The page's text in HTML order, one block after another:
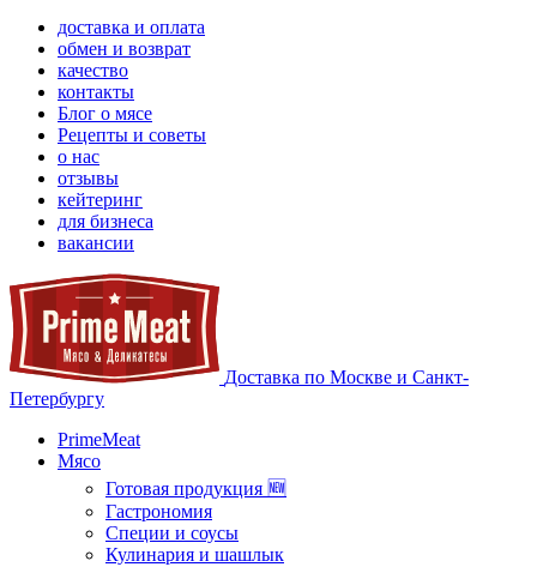
доставка и оплата
обмен и возврат
качество
контакты
Блог о мясе
Рецепты и советы
о нас
отзывы
кейтеринг
для бизнеса
вакансии
Доставка по Москве и Санкт-
Петербургу
PrimeMeat
Мясо
Готовая продукция 🆕
Гастрономия
Специи и соусы
Кулинария и шашлык